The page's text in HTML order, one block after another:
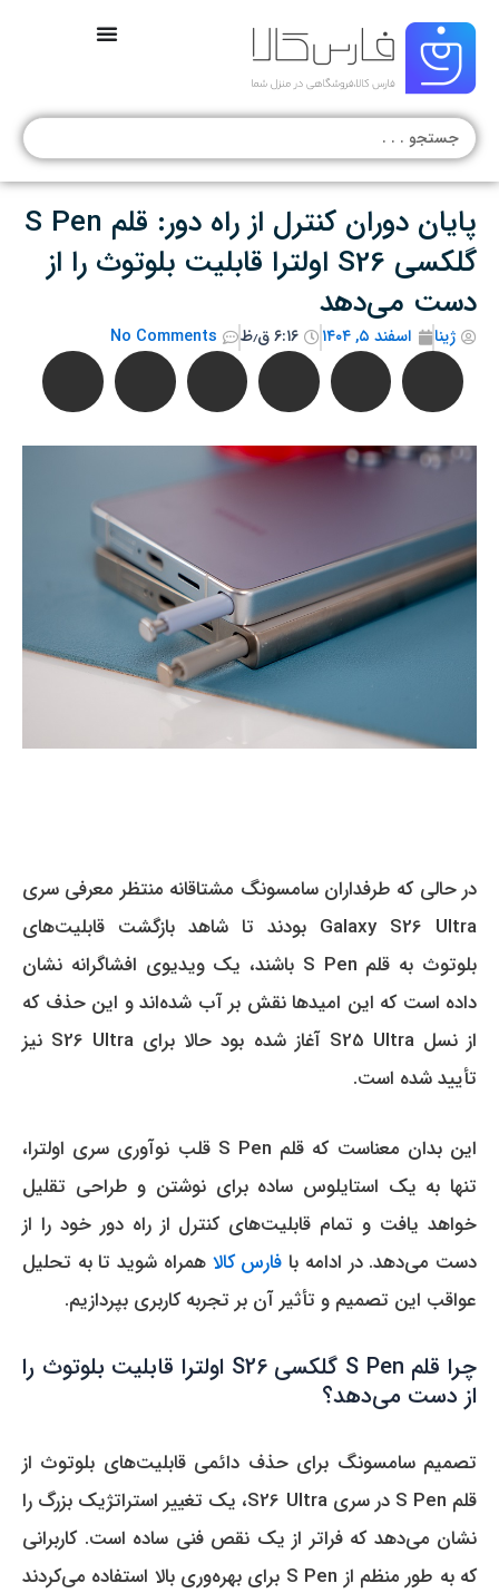
جستجو
.
.
پایان دوران کنترل از راه دور: قلم S Pen
گلکسی S26 اولترا قابلیت بلوتوث را از
دست می‌دهد
ژینا اسفند ۵, ۱۴۰۴ ۶:۱۶ ق٫ظ No Comments
در حالی که طرفداران سامسونگ مشتاقانه منتظر معرفی سری
Galaxy S26 Ultra بودند تا شاهد بازگشت قابلیت‌های
بلوتوث به قلم S Pen باشند، یک ویدیوی افشاگرانه نشان
داده است که این امیدها نقش بر آب شده‌اند و این حذف که
از نسل S25 Ultra آغاز شده بود حالا برای S26 Ultra نیز
تأیید شده است.
این بدان معناست که قلم S Pen قلب نوآوری سری اولترا،
تنها به یک استایلوس ساده برای نوشتن و طراحی تقلیل
خواهد یافت و تمام قابلیت‌های کنترل از راه دور خود را از
دست می‌دهد. در ادامه با فارس کالا همراه شوید تا به تحلیل
عواقب این تصمیم و تأثیر آن بر تجربه کاربری بپردازیم.
چرا قلم S Pen گلکسی S26 اولترا قابلیت بلوتوث را
از دست می‌دهد؟
تصمیم سامسونگ برای حذف دائمی قابلیت‌های بلوتوث از
قلم S Pen در سری S26 Ultra، یک تغییر استراتژیک بزرگ را
نشان می‌دهد که فراتر از یک نقص فنی ساده است. کاربرانی
که به طور منظم از S Pen برای بهره‌وری بالا استفاده می‌کردند